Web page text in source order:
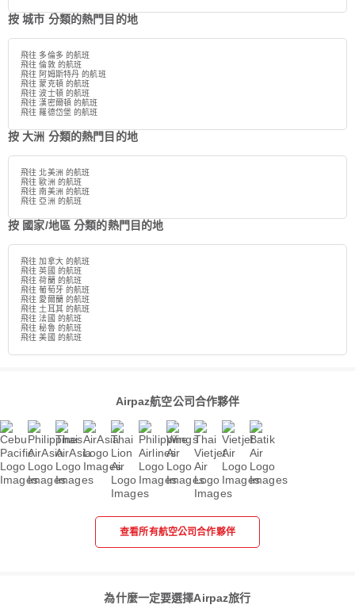
按 城市 分類的熱門目的地
飛往 多倫多 的航班
飛往 倫敦 的航班
飛往 阿姆斯特丹 的航班
飛往 蒙克頓 的航班
飛往 波士頓 的航班
飛往 漢密爾頓 的航班
飛往 羅德岱堡 的航班
按 大洲 分類的熱門目的地
飛往 北美洲 的航班
飛往 歐洲 的航班
飛往 南美洲 的航班
飛往 亞洲 的航班
按 國家/地區 分類的熱門目的地
飛往 加拿大 的航班
飛往 英國 的航班
飛往 荷蘭 的航班
飛往 葡萄牙 的航班
飛往 愛爾蘭 的航班
飛往 土耳其 的航班
飛往 法國 的航班
飛往 秘魯 的航班
飛往 美國 的航班
Airpaz航空公司合作夥伴
查看所有航空公司合作夥伴
為什麼一定要選擇Airpaz旅行